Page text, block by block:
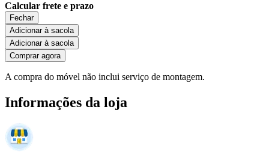
Calcular frete e prazo
Fechar
Adicionar à sacola
Adicionar à sacola
Comprar agora
A compra do móvel não inclui serviço de montagem.
Informações da loja